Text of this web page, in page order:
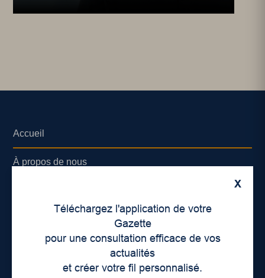
X
Téléchargez l'application de votre
Gazette
pour une consultation efficace de vos
actualités
et créer votre fil personnalisé.
Accueil
À propos de nous
Lieux de distribution